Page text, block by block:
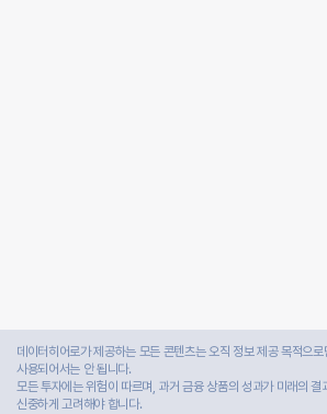
데이터히어로가 제공하는 모든 콘텐츠는 오직 정보 제공 목적으
사용되어서는 안 됩니다.
모든 투자에는 위험이 따르며, 과거 금융 상품의 성과가 미래의
신중하게 고려해야 합니다.